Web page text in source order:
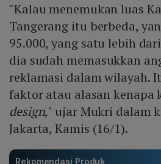
"Kalau menemukan luas
Tangerang itu berbeda,
95.000, yang satu lebih
dia sudah memasukkan
reklamasi dalam wilayah.
faktor atau alasan kenapa
design," ujar Mukri dalam
Jakarta, Kamis (16/1).
Rekomendasi Produk